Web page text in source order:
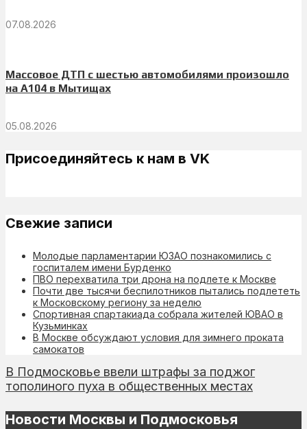
07.08.2026
Массовое ДТП с шестью автомобилями произошло
на А104 в Мытищах
05.08.2026
Присоединяйтесь к нам в VK
Свежие записи
Молодые парламентарии ЮЗАО познакомились с
госпиталем имени Бурденко
ПВО перехватила три дрона на подлете к Москве
Почти две тысячи беспилотников пытались подлететь
к Московскому региону за неделю
Спортивная спартакиада собрала жителей ЮВАО в
Кузьминках
В Москве обсуждают условия для зимнего проката
самокатов
В Подмосковье ввели штрафы за поджог
тополиного пуха в общественных местах
Новости Москвы и Подмосковья